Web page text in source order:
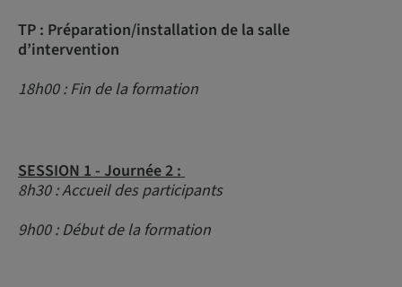
TP : Préparation/installation de la salle
d’intervention
18h00 : Fin de la formation
SESSION 1 - Journée 2 :
8h30 : Accueil des participants
9h00 : Début de la formation